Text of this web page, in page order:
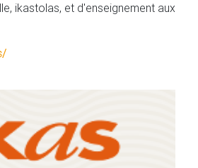
ikastolas, et d'enseignement aux